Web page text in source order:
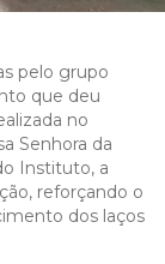
pelo grupo
que deu
no
Senhora da
Instituto, a
reforçando o
dos laços